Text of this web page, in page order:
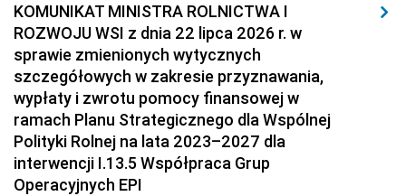
KOMUNIKAT MINISTRA ROLNICTWA I
ROZWOJU WSI z dnia 22 lipca 2026 r. w
sprawie zmienionych wytycznych
szczegółowych w zakresie przyznawania,
wypłaty i zwrotu pomocy finansowej w
ramach Planu Strategicznego dla Wspólnej
Polityki Rolnej na lata 2023–2027 dla
interwencji I.13.5 Współpraca Grup
Operacyjnych EPI